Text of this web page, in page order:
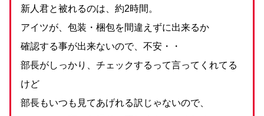
新人君と被れるのは、約2時間。
アイツが、包装・梱包を間違えずに出来るか
確認する事が出来ないので、不安・・
部長がしっかり、チェックするって言ってくれてる
けど
部長もいつも見てあげれる訳じゃないので、